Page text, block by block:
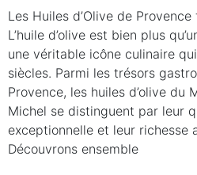
Les Huiles d’Olive de
L’huile d’olive est bien plus
une véritable icône culinaire
siècles. Parmi les trésors
Provence, les huiles d’olive du
Michel se distinguent par leur
exceptionnelle et leur richesse
Découvrons ensemble